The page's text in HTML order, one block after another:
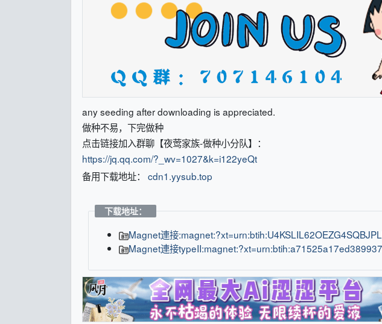
any seeding after downloading is appreciated.
做种不易，下完做种
点击链接加入群聊【夜莺家族-做种小分队】：
https://jq.qq.com/?_wv=1027&k=i122yeQt
备用下载地址： cdn1.yysub.top
下载地址：
Magnet連接
Magnet連接